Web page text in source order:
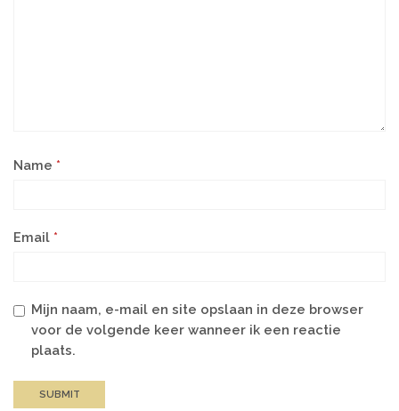
Name *
Email *
Mijn naam, e-mail en site opslaan in deze browser
voor de volgende keer wanneer ik een reactie
plaats.